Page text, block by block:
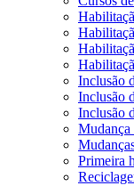
Inclusão
Inclusão
Inclusão
Mudança
Primeira